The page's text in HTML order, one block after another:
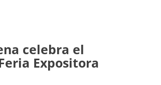
celebra el
Expositora